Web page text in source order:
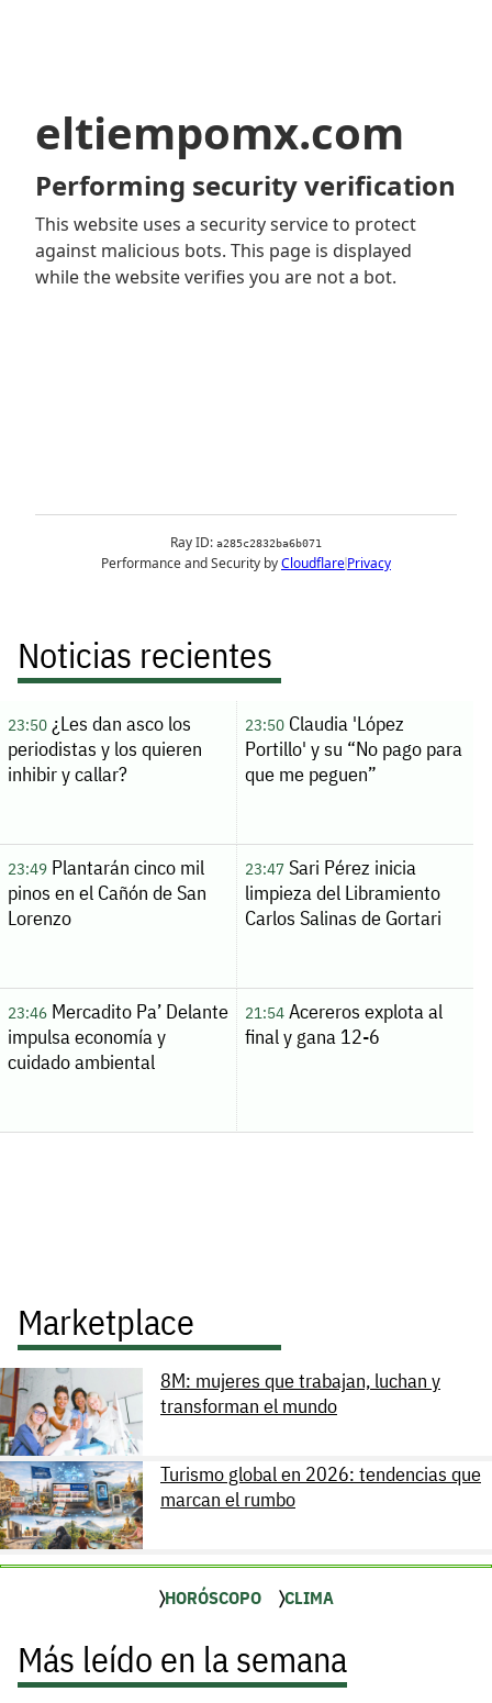
Noticias recientes
23:50¿Les dan asco los
periodistas y los quieren
inhibir y callar?
23:50Claudia 'López
Portillo' y su “No pago para
que me peguen”
23:49Plantarán cinco mil
pinos en el Cañón de San
Lorenzo
23:47Sari Pérez inicia
limpieza del Libramiento
Carlos Salinas de Gortari
23:46Mercadito Pa’ Delante
impulsa economía y
cuidado ambiental
21:54Acereros explota al
final y gana 12-6
Marketplace
8M: mujeres que trabajan, luchan y
transforman el mundo
Turismo global en 2026: tendencias que
marcan el rumbo
HORÓSCOPO CLIMA
Más leído en la semana